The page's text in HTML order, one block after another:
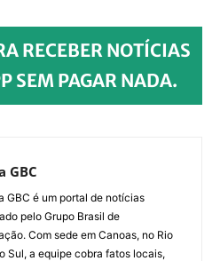
RECEBER NOTÍCIAS
SEM PAGAR NADA.
GBC
GBC é um portal de notícias
pelo Grupo Brasil de
Com sede em Canoas, no Rio
Sul, a equipe cobra fatos locais,